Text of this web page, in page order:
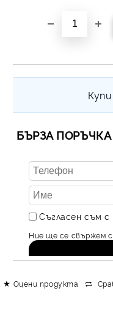
БЪРЗА ПОРЪЧКА
Съгласен съм с
Ние ще се свържем
Оцени продукта